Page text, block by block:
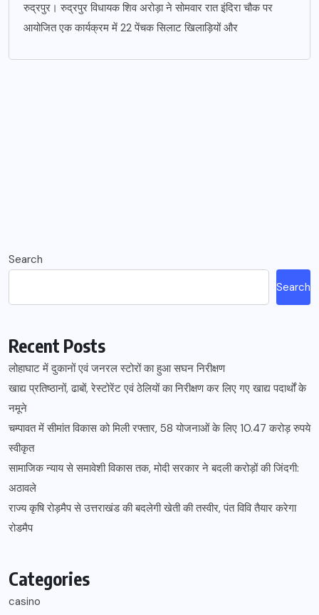
रुद्रपुर। रुद्रपुर विधायक शिव अरोड़ा ने सोमवार रात इंदिरा चौक पर
आयोजित एक कार्यक्रम में 22 पेंचक सिलाट खिलाड़ियों और
Search
Search
Recent Posts
लोहाघाट में दुकानों एवं जनरल स्टोरों का हुआ सघन निरीक्षण
खाद्य प्रतिष्ठानों, ढाबों, रेस्टोरेंट एवं ठेलियों का निरीक्षण कर लिए गए खाद्य पदार्थों के
नमूने
चम्पावत में सीमांत विकास को मिली रफ्तार, 58 योजनाओं के लिए 10.47 करोड़ रुपये
स्वीकृत
सामाजिक न्याय से समावेशी विकास तक, मोदी सरकार ने बदली करोड़ों की जिंदगी:
अठावले
राज्य कृषि रोड़मैप से उत्तराखंड की बदलेगी खेती की तस्वीर, पंत विवि तैयार करेगा
रोडमैप
Categories
casino